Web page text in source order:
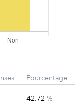
Pourcentage
42.72 %